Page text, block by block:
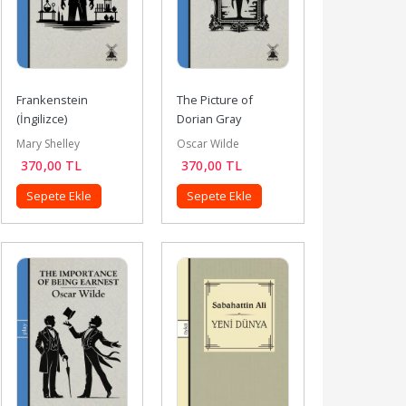
Frankenstein
(İngilizce)
Mary Shelley
370,00 TL
Sepete Ekle
The Picture of
Dorian Gray
(İngilizce)
Oscar Wilde
370,00 TL
Sepete Ekle